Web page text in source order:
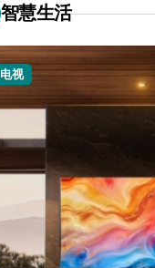
智慧生活
小家电